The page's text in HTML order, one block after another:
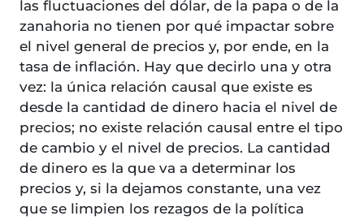
las fluctuaciones del dólar, de la papa o de la
zanahoria no tienen por qué impactar sobre
el nivel general de precios y, por ende, en la
tasa de inflación. Hay que decirlo una y otra
vez: la única relación causal que existe es
desde la cantidad de dinero hacia el nivel de
precios; no existe relación causal entre el tipo
de cambio y el nivel de precios. La cantidad
de dinero es la que va a determinar los
precios y, si la dejamos constante, una vez
que se limpien los rezagos de la política